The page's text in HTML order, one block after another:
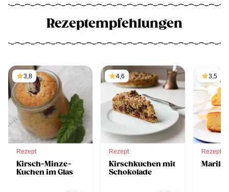
Rezeptempfehlungen
3,8
Rezept
Kirsch-Minze-
Kuchen im Glas
4,6
Rezept
Kirschkuchen mit
Schokolade
3,5
Rezept